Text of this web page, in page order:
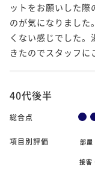
ットをお願いした
のが気になりました
くない感じでした
きたのでスタッフに
40代後半
総合点
項目別評価 部屋
接客